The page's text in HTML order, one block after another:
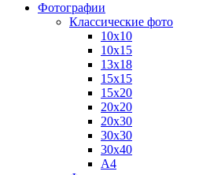
Фотографии
Классические фото
10х10
10х15
13х18
15х15
15х20
20х20
20х30
30х30
30х40
А4